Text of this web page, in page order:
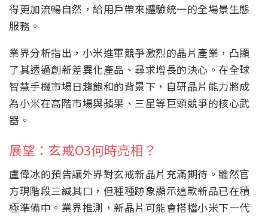
得更加流暢自然，給用戶帶來體驗統一的全場景生態
服務。
業界分析指出，小米進軍競爭激烈的晶片產業，凸顯
了其透過創新差異化產品、尋求增長的決心。在全球
智慧手機市場日趨飽和的背景下，自研晶片能力將成
為小米在高階市場與蘋果、三星等巨頭競爭的核心武
器。
展望：玄戒O3何時亮相？
盧偉冰的預告讓外界對玄戒新晶片充滿期待。雖然官
方現階段三緘其口，但種種跡象顯示這款新品已在積
極準備中。業界推測，新晶片可能會搭檔小米下一代